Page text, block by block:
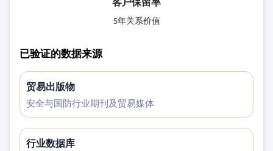
5年关系价值
已验证的数据来源
贸易出版物
安全与国防行业期刊及贸易媒体
行业数据库